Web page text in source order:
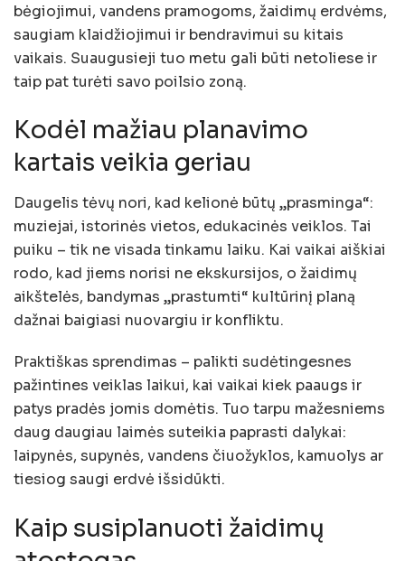
bėgiojimui, vandens pramogoms, žaidimų erdvėms,
saugiam klaidžiojimui ir bendravimui su kitais
vaikais. Suaugusieji tuo metu gali būti netoliese ir
taip pat turėti savo poilsio zoną.
Kodėl mažiau planavimo
kartais veikia geriau
Daugelis tėvų nori, kad kelionė būtų „prasminga“:
muziejai, istorinės vietos, edukacinės veiklos. Tai
puiku – tik ne visada tinkamu laiku. Kai vaikai aiškiai
rodo, kad jiems norisi ne ekskursijos, o žaidimų
aikštelės, bandymas „prastumti“ kultūrinį planą
dažnai baigiasi nuovargiu ir konfliktu.
Praktiškas sprendimas – palikti sudėtingesnes
pažintines veiklas laikui, kai vaikai kiek paaugs ir
patys pradės jomis domėtis. Tuo tarpu mažesniems
daug daugiau laimės suteikia paprasti dalykai:
laipynės, supynės, vandens čiuožyklos, kamuolys ar
tiesiog saugi erdvė išsidūkti.
Kaip susiplanuoti žaidimų